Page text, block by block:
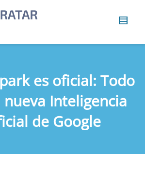
es oficial: Todo
Inteligencia
de Google